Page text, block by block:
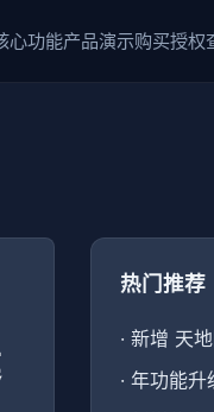
心功能产品演示购买授权
热门推荐
· 新增 天
· 年功能升